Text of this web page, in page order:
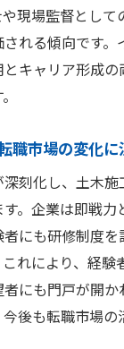
現場監督として
れる傾向です。
キャリア形成の
職市場の変化に
刻化し、土木
。企業は即戦力
にも研修制度
れにより、経験
にも門戸が開か
後も転職市場